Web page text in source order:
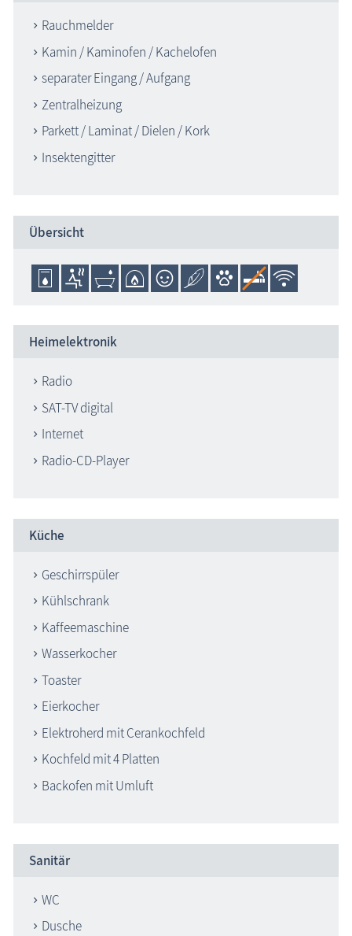
Rauchmelder
Kamin / Kaminofen / Kachelofen
separater Eingang / Aufgang
Zentralheizung
Parkett / Laminat / Dielen / Kork
Insektengitter
Übersicht
Heimelektronik
Radio
SAT-TV digital
Internet
Radio-CD-Player
Küche
Geschirrspüler
Kühlschrank
Kaffeemaschine
Wasserkocher
Toaster
Eierkocher
Elektroherd mit Cerankochfeld
Kochfeld mit 4 Platten
Backofen mit Umluft
Sanitär
WC
Dusche